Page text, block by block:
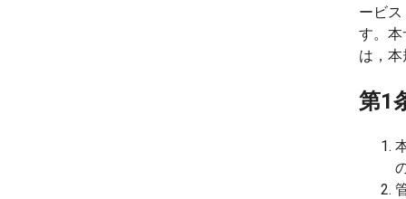
ービ
す。
は，
第1